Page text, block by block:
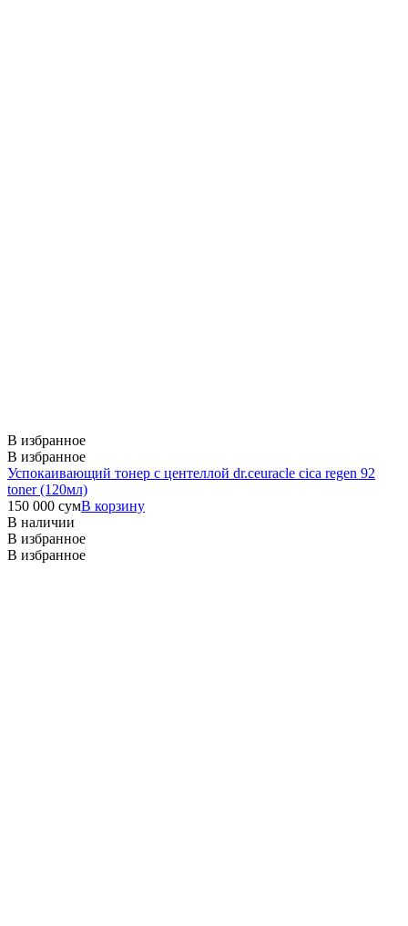
В избранное
В избранное
Успокаивающий тонер с центеллой dr.ceuracle cica regen 92
toner (120мл)
150 000 сумВ корзину
В наличии
В избранное
В избранное